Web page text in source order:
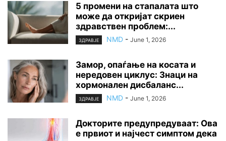
5 промени на стапалата што
може да откријат скриен
здравствен проблем:...
ЗДРАВЈЕ NMD - June 1, 2026
Замор, опаѓање на косата и
нередовен циклус: Знаци на
хормонален дисбаланс...
ЗДРАВЈЕ NMD - June 1, 2026
Докторите предупредуваат: Ова
е првиот и најчест симптом дека